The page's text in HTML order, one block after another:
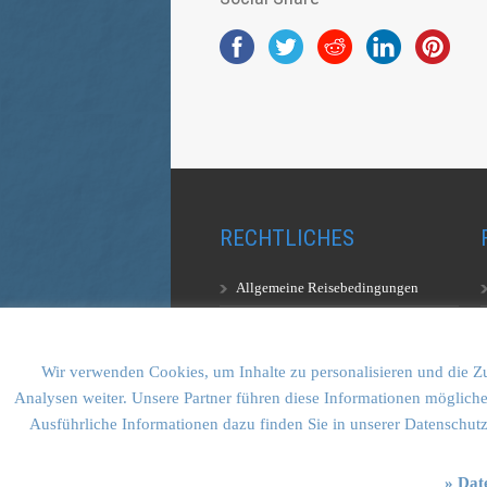
RECHTLICHES
Allgemeine Reisebedingungen
Datenschutzerklärung
Wir verwenden Cookies, um Inhalte zu personalisieren und die
Analysen weiter. Unsere Partner führen diese Informationen
Ausführliche Informationen dazu finden Sie in unserer
»